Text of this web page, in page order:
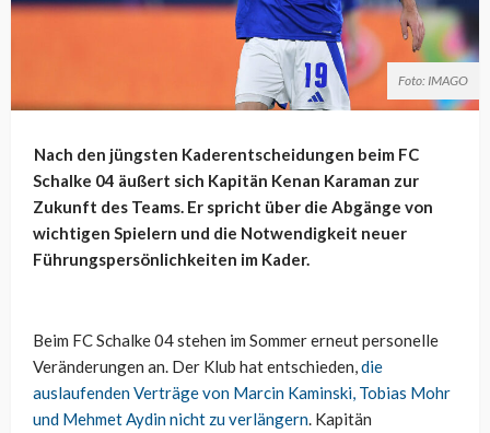
Foto: IMAGO
Nach den jüngsten Kaderentscheidungen beim FC
Schalke 04 äußert sich Kapitän Kenan Karaman zur
Zukunft des Teams. Er spricht über die Abgänge von
wichtigen Spielern und die Notwendigkeit neuer
Führungspersönlichkeiten im Kader.
Beim FC Schalke 04 stehen im Sommer erneut personelle
Veränderungen an. Der Klub hat entschieden,die
auslaufenden Verträge von Marcin Kaminski, Tobias Mohr
und Mehmet Aydin nicht zu verlängern. Kapitän